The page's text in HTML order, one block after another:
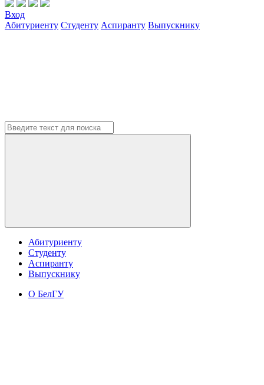
Вход
Абитуриенту Студенту Аспиранту Выпускнику
Абитуриенту
Студенту
Аспиранту
Выпускнику
О БелГУ